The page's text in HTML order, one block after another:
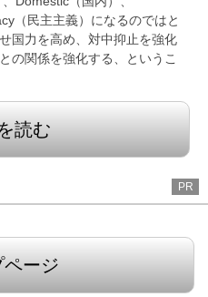
（民主主義）になるのではと
国力を高め、対中抑止を強化
の関係を強化する、というこ
読む
PR
ページ